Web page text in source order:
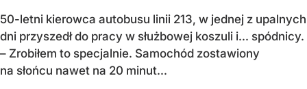
50-letni kierowca autobusu linii 213, w jednej z upalnych
dni przyszedł do pracy w służbowej koszuli i... spódnicy.
– Zrobiłem to specjalnie. Samochód zostawiony
na słońcu nawet na 20 minut...